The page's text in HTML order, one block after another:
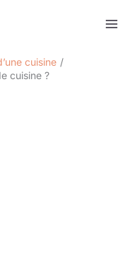
cuisine
cuisine ?